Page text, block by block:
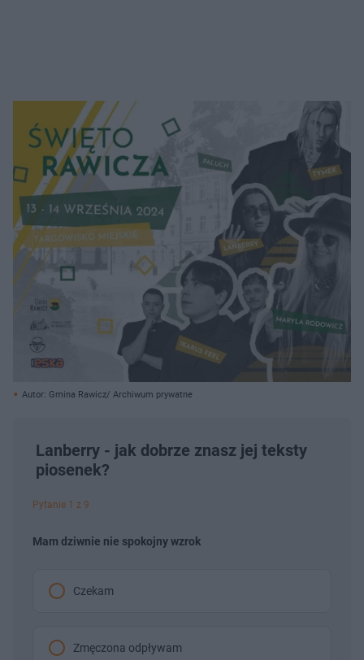
Autor: Gmina Rawicz/ Archiwum prywatne
Lanberry - jak dobrze znasz jej teksty
piosenek?
Pytanie 1 z 9
Mam dziwnie nie spokojny wzrok
Czekam
Zmęczona odpływam